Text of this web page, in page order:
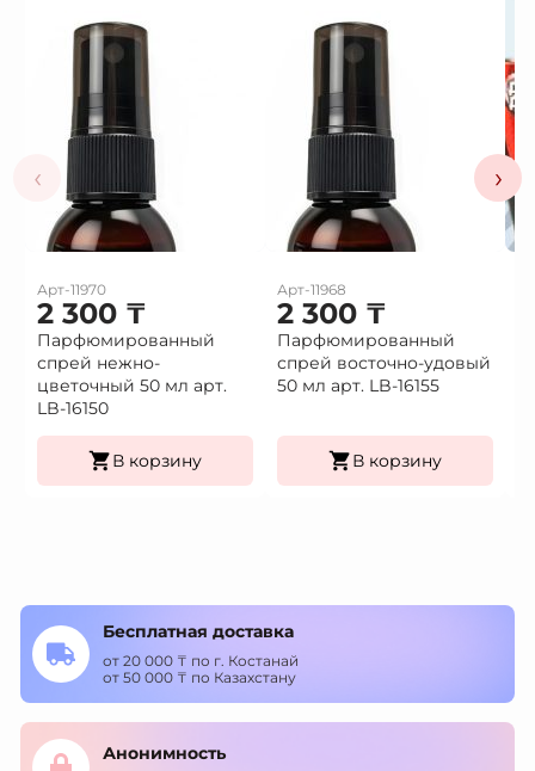
‹
Арт-11970
2 300 ₸
Парфюмированный
спрей нежно-
цветочный 50 мл арт.
LB-16150
В корзину
Арт-11968
2 300 ₸
Парфюмированный
спрей восточно-удовый
50 мл арт. LB-16155
В корзину
›
Бесплатная доставка
от 20 000 ₸ по г. Костанай
от 50 000 ₸ по Казахстану
Анонимность